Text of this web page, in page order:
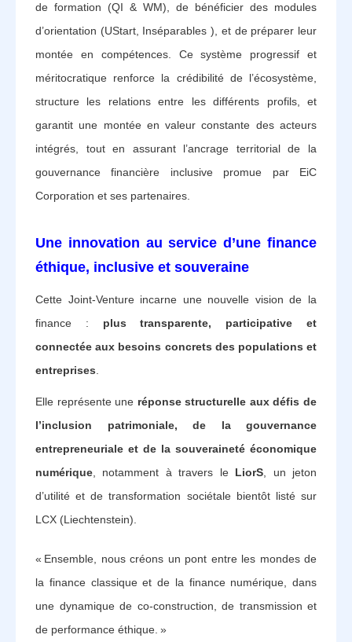
de formation (QI & WM), de bénéficier des modules
d’orientation (UStart, Inséparables ), et de préparer leur
montée en compétences. Ce système progressif et
méritocratique renforce la crédibilité de l’écosystème,
structure les relations entre les différents profils, et
garantit une montée en valeur constante des acteurs
intégrés, tout en assurant l’ancrage territorial de la
gouvernance financière inclusive promue par EiC
Corporation et ses partenaires.
Une innovation au service d’une finance
éthique, inclusive et souveraine
Cette Joint-Venture incarne une nouvelle vision de la
finance : plus transparente, participative et
connectée aux besoins concrets des populations et
entreprises
Elle représente une réponse structurelle aux défis de
l’inclusion patrimoniale, de la gouvernance
entrepreneuriale et de la souveraineté économique
numérique , notamment à travers le LiorS , un jeton
d’utilité et de transformation sociétale bientôt listé sur
LCX (Liechtenstein).
« Ensemble, nous créons un pont entre les mondes de
la finance classique et de la finance numérique, dans
une dynamique de co-construction, de transmission et
de performance éthique. »